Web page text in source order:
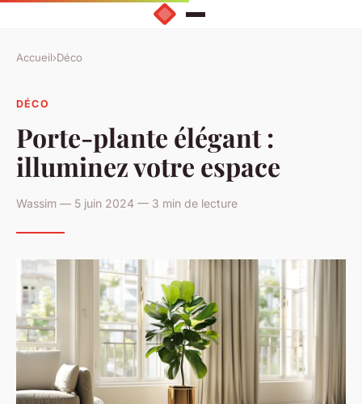
Accueil›Déco
DÉCO
Porte-plante élégant :
illuminez votre espace
Wassim — 5 juin 2024 — 3 min de lecture